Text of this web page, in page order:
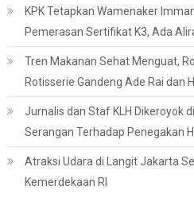
KPK Tetapkan Wamenaker
Pemerasan Sertifikat K3, Ada
Tren Makanan Sehat Menguat,
Rotisserie Gandeng Ade Rai dan
Jurnalis dan Staf KLH Dikeroyok
Serangan Terhadap Penegakan
Atraksi Udara di Langit Jakarta
Kemerdekaan RI